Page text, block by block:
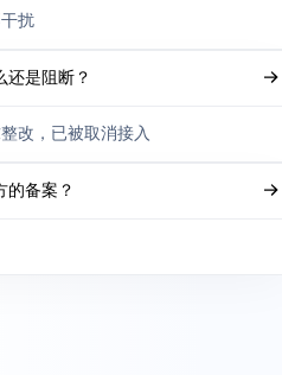
扰
还是阻断？
改，已被取消接入
的备案？